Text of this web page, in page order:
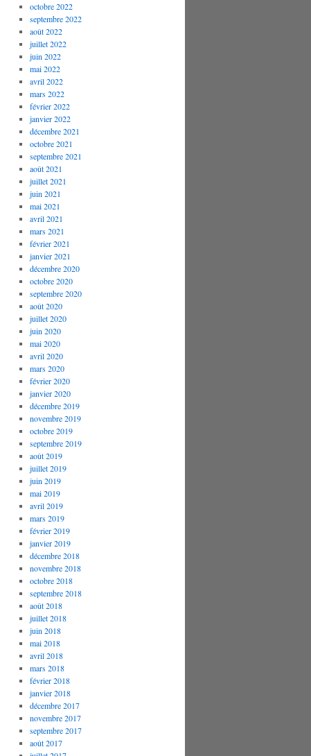
octobre 2022
septembre 2022
août 2022
juillet 2022
juin 2022
mai 2022
avril 2022
mars 2022
février 2022
janvier 2022
décembre 2021
octobre 2021
septembre 2021
août 2021
juillet 2021
juin 2021
mai 2021
avril 2021
mars 2021
février 2021
janvier 2021
décembre 2020
octobre 2020
septembre 2020
août 2020
juillet 2020
juin 2020
mai 2020
avril 2020
mars 2020
février 2020
janvier 2020
décembre 2019
novembre 2019
octobre 2019
septembre 2019
août 2019
juillet 2019
juin 2019
mai 2019
avril 2019
mars 2019
février 2019
janvier 2019
décembre 2018
novembre 2018
octobre 2018
septembre 2018
août 2018
juillet 2018
juin 2018
mai 2018
avril 2018
mars 2018
février 2018
janvier 2018
décembre 2017
novembre 2017
septembre 2017
août 2017